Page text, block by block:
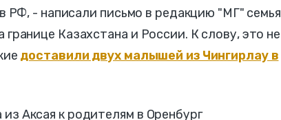
РФ, - написали письмо в редакцию "МГ" семья
Казахстана и России. К слову, это не
доставили двух малышей из Чингирлау в